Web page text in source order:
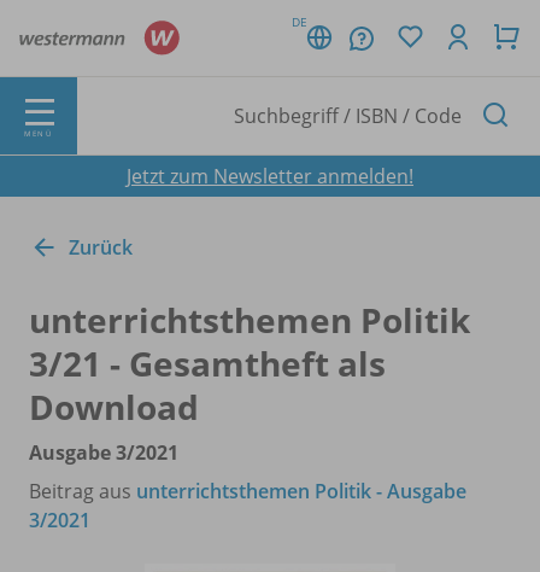
DE
MENÜ
Jetzt zum Newsletter anmelden!
Zurück
unterrichtsthemen Politik
3/21 - Gesamtheft als
Download
Ausgabe 3/2021
Beitrag aus unterrichtsthemen Politik - Ausgabe
3/2021